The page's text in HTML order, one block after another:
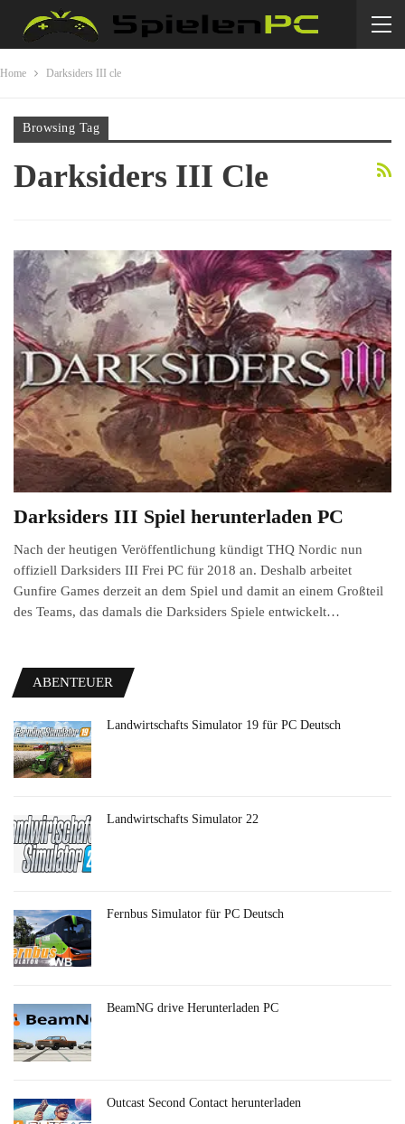
Home Darksiders III cle
Browsing Tag
Darksiders III Cle
Darksiders III Spiel herunterladen PC
Nach der heutigen Veröffentlichung kündigt THQ Nordic nun
offiziell Darksiders III Frei PC für 2018 an. Deshalb arbeitet
Gunfire Games derzeit an dem Spiel und damit an einem Großteil
des Teams, das damals die Darksiders Spiele entwickelt…
ABENTEUER
Landwirtschafts Simulator 19 für PC Deutsch
Landwirtschafts Simulator 22
Fernbus Simulator für PC Deutsch
BeamNG drive Herunterladen PC
Outcast Second Contact herunterladen